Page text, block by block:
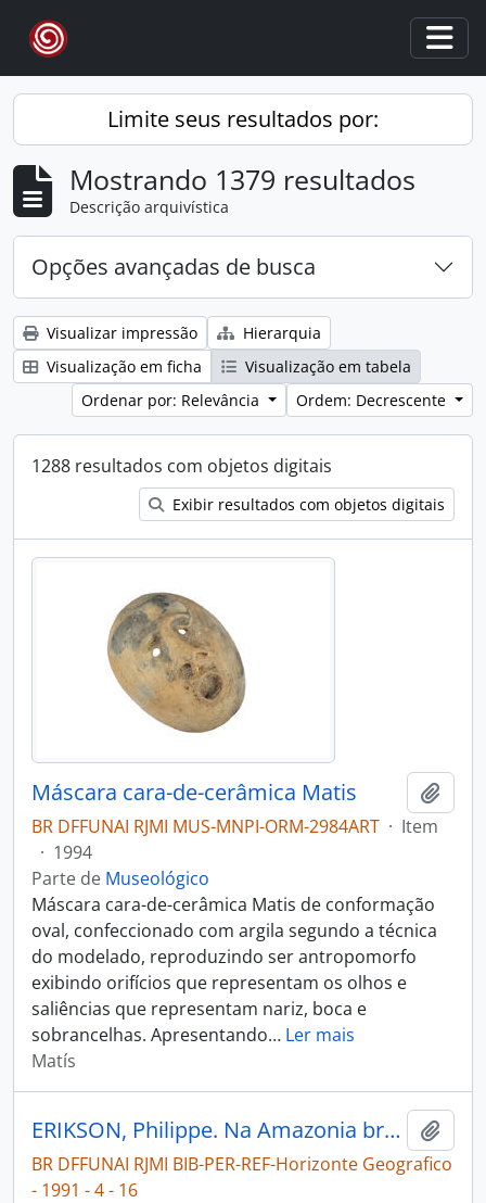
Skip to main content
Limite seus resultados por:
Mostrando 1379 resultados
Descrição arquivística
Opções avançadas de busca
Visualizar impressão
Hierarquia
Visualização em ficha
Visualização em tabela
Ordenar por: Relevância
Ordem: Decrescente
1288 resultados com objetos digitais
Exibir resultados com objetos digitais
Máscara cara-de-cerâmica Matis
BR DFFUNAI RJMI MUS-MNPI-ORM-2984ART · Item
· 1994
Parte de Museológico
Máscara cara-de-cerâmica Matis de conformação
oval, confeccionado com argila segundo a técnica
do modelado, reproduzindo ser antropomorfo
exibindo orifícios que representam os olhos e
saliências que representam nariz, boca e
sobrancelhas. Apresentando… Ler mais
Matís
ERIKSON, Philippe. Na Amazonia brasileira a retomada do ritual dos Matis [Horizonte Geografico]
BR DFFUNAI RJMI BIB-PER-REF-Horizonte Geografico
- 1991 - 4 - 16